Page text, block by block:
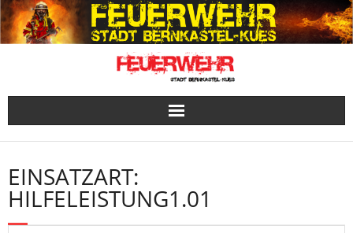
Skip
to
content
EINSATZART:
HILFELEISTUNG1.01